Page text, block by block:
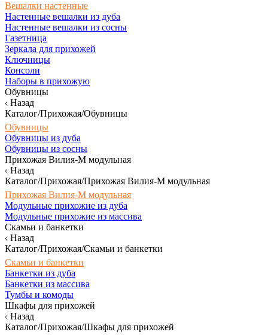
Вешалки настенные
Настенные вешалки из дуба
Настенные вешалки из сосны
Газетница
Зеркала для прихожей
Ключницы
Консоли
Наборы в прихожую
Обувницы
Назад
Каталог/Прихожая/Обувницы
Обувницы
Обувницы из дуба
Обувницы из сосны
Прихожая Вилия-М модульная
Назад
Каталог/Прихожая/Прихожая Вилия-М модульная
Прихожая Вилия-М модульная
Модульные прихожие из дуба
Модульные прихожие из массива
Скамьи и банкетки
Назад
Каталог/Прихожая/Скамьи и банкетки
Скамьи и банкетки
Банкетки из дуба
Банкетки из массива
Тумбы и комоды
Шкафы для прихожей
Назад
Каталог/Прихожая/Шкафы для прихожей